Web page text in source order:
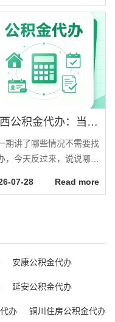
今天把这些常见的误解逐
清。误解一：代办什么都
诺有些人接触过一些不正
中介，听他们说过“百分
过”“什么情况都能办”之
话，就以为代办都是这样
的。其实正规代...
陕西公积金代办：当你犹豫要不要找人时，先看自己符合这几点吗
期讲了哪些情况不需要找
，今天反过来，说说哪些
有发票和无发票的通道。
提取的办理条件与户口性
07-28 Read more
安康公积金代办
延安公积金代办
办 铜川住房公积金代办